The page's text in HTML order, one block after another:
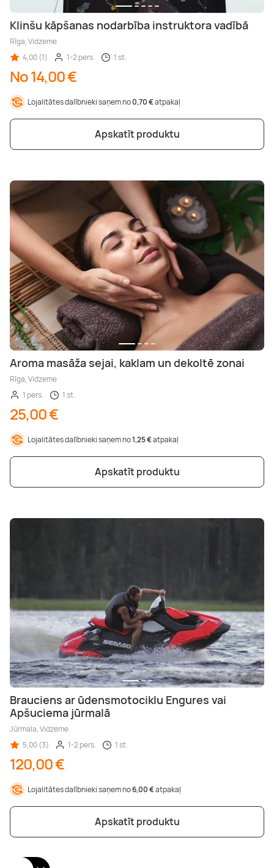
Klinšu kāpšanas nodarbība instruktora vadībā
Rīga, Vidzeme
4,00 (1)
1-2 pers. 1 st.
No 14,00 €
Lojalitātes dalībnieki saņem no0,70 €atpakaļ
Apskatīt produktu
Aroma masāža sejai, kaklam un dekoltē zonai
Rīga, Vidzeme
1 pers.
1 st.
25,00 €
Lojalitātes dalībnieki saņem no1,25 €atpakaļ
Apskatīt produktu
Brauciens ar ūdensmotociklu Engures vai
Apšuciema jūrmalā
Jūrmala, Vidzeme
5,00 (3)
1-2 pers. 1 st.
120,00 €
Lojalitātes dalībnieki saņem no6,00 €atpakaļ
Apskatīt produktu